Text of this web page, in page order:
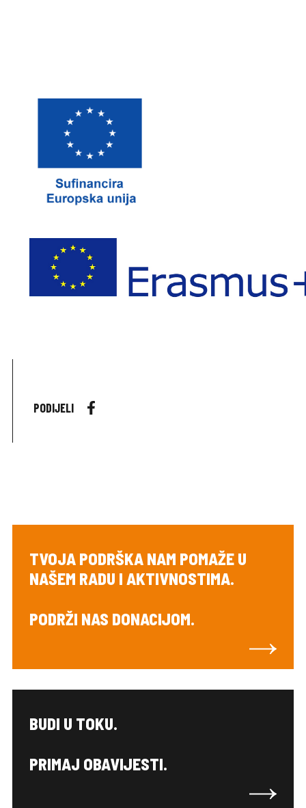
PODIJELI
TVOJA PODRŠKA NAM POMAŽE U
NAŠEM RADU I AKTIVNOSTIMA.
PODRŽI NAS DONACIJOM.
BUDI U TOKU.
PRIMAJ OBAVIJESTI.